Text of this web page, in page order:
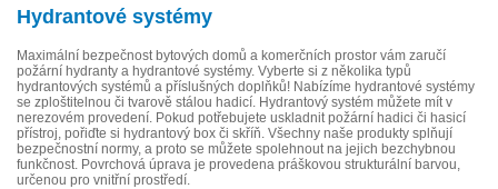
Hydrantové systémy
Maximální bezpečnost bytových domů a komerčních prostor vám zaručí
požární hydranty a hydrantové systémy. Vyberte si z několika typů
hydrantových systémů a příslušných doplňků! Nabízíme hydrantové systémy
se zploštitelnou či tvarově stálou hadicí. Hydrantový systém můžete mít v
nerezovém provedení. Pokud potřebujete uskladnit požární hadici či hasicí
přístroj, pořiďte si hydrantový box či skříň. Všechny naše produkty splňují
bezpečnostní normy, a proto se můžete spolehnout na jejich bezchybnou
funkčnost. Povrchová úprava je provedena práškovou strukturální barvou,
určenou pro vnitřní prostředí.